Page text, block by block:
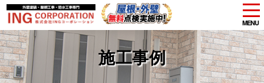
Skip
to
main
content
MENU
施工事例